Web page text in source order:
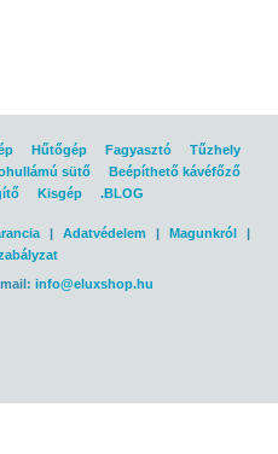
Hűtőgép Fagyasztó
Tűzhely
sütő
Beépíthető kávéfőző
Kisgép .BLOG
| Adatvédelem | Magunkról
|
info@eluxshop.hu